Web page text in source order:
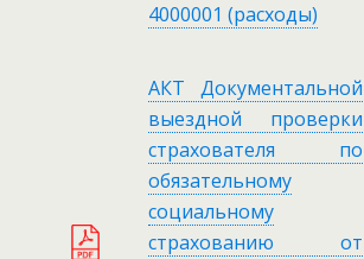
4000001 (расходы)
АКТ Документальной
выездной проверки
страхователя по
обязательному
социальному
страхованию от